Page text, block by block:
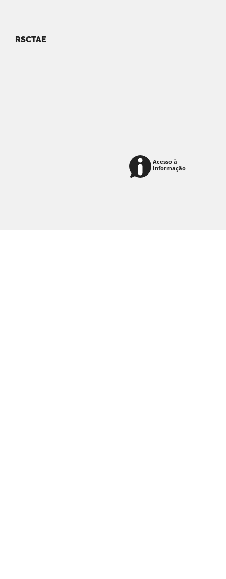
RSCTAE